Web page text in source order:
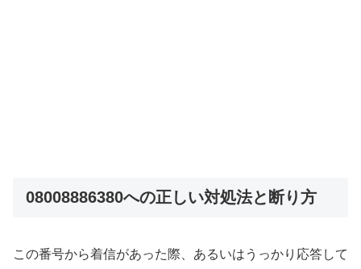
08008886380への正しい対処法と断り方
この番号から着信があった際、あるいはうっかり応答して